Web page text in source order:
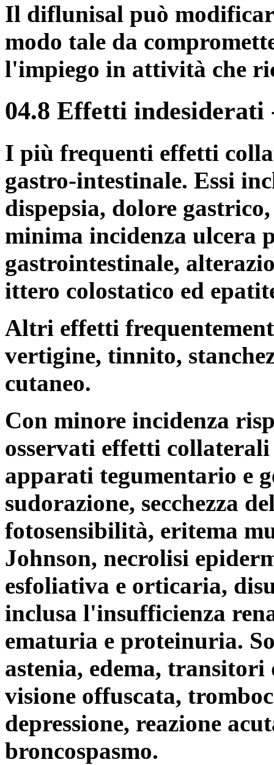
Il diflunisal può
modo tale da
l'impiego in attività che
04.8 Effetti indesiderati
I più frequenti effetti
gastro-intestinale. Essi
dispepsia, dolore
minima incidenza ulcera
gastrointestinale,
ittero colostatico ed
Altri effetti
vertigine, tinnito,
cutaneo.
Con minore incidenza
osservati effetti
apparati tegumentario e
sudorazione, secchezza
fotosensibilità, eritema
Johnson, necrolisi
esfoliativa e orticaria,
inclusa l'insufficienza
ematuria e proteinuria.
astenia, edema,
visione offuscata,
depressione, reazione
broncospasmo.